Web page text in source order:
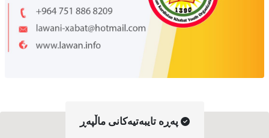
په‌ڕه‌ تایبه‌تیه‌کانی ماڵپه‌ڕ